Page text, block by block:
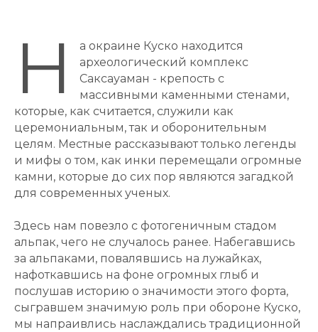
Н
а окраине Куско находится
археологический комплекс
Саксауаман - крепость с
массивными каменными стенами,
которые, как считается, служили как
церемониальным, так и оборонительным
целям. Местные рассказывают только легенды
и мифы о том, как инки перемещали огромные
камни, которые до сих пор являются загадкой
для современных ученых.
Здесь нам повезло с фотогеничным стадом
альпак, чего не случалось ранее. Набегавшись
за альпаками, повалявшись на лужайках,
нафоткавшись на фоне огромных глыб и
послушав историю о значимости этого форта,
сыгравшем значимую роль при обороне Куско,
мы напраивлись наслаждались традиционной